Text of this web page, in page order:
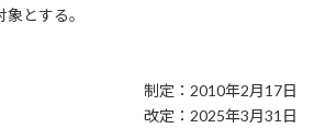
とする。
制定：2010年2月17日
改定：2025年3月31日